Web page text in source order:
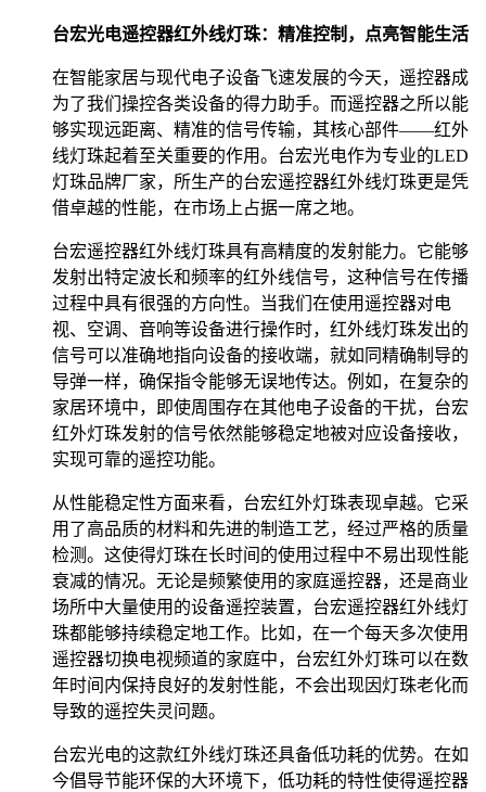
台宏光电遥控器红外线灯珠：精准控制，点亮智能生活
在智能家居与现代电子设备飞速发展的今天，遥控器成
为了我们操控各类设备的得力助手。而遥控器之所以能
够实现远距离、精准的信号传输，其核心部件——红外
线灯珠起着至关重要的作用。台宏光电作为专业的LED
灯珠品牌厂家，所生产的台宏遥控器红外线灯珠更是凭
借卓越的性能，在市场上占据一席之地。
台宏遥控器红外线灯珠具有高精度的发射能力。它能够
发射出特定波长和频率的红外线信号，这种信号在传播
过程中具有很强的方向性。当我们在使用遥控器对电
视、空调、音响等设备进行操作时，红外线灯珠发出的
信号可以准确地指向设备的接收端，就如同精确制导的
导弹一样，确保指令能够无误地传达。例如，在复杂的
家居环境中，即使周围存在其他电子设备的干扰，台宏
红外灯珠发射的信号依然能够稳定地被对应设备接收，
实现可靠的遥控功能。
从性能稳定性方面来看，台宏红外灯珠表现卓越。它采
用了高品质的材料和先进的制造工艺，经过严格的质量
检测。这使得灯珠在长时间的使用过程中不易出现性能
衰减的情况。无论是频繁使用的家庭遥控器，还是商业
场所中大量使用的设备遥控装置，台宏遥控器红外线灯
珠都能够持续稳定地工作。比如，在一个每天多次使用
遥控器切换电视频道的家庭中，台宏红外灯珠可以在数
年时间内保持良好的发射性能，不会出现因灯珠老化而
导致的遥控失灵问题。
台宏光电的这款红外线灯珠还具备低功耗的优势。在如
今倡导节能环保的大环境下，低功耗的特性使得遥控器